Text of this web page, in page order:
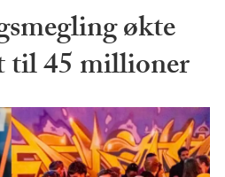
økte
til 45 millioner